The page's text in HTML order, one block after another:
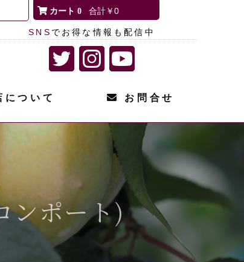
0 ￥0
SNS でお得な情報も配信中
について お問合せ
ンポート)